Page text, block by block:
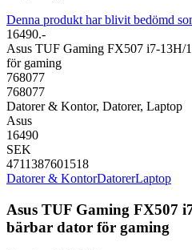
Denna produkt har blivit bedömd
16490.-
Asus TUF Gaming FX507 i7-13H/
för gaming
768077
768077
Datorer & Kontor, Datorer, Laptop
Asus
16490
SEK
4711387601518
Datorer & KontorDatorerLaptop
Asus TUF Gaming FX507
bärbar dator för gaming